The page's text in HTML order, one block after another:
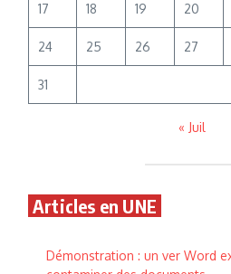
17 18 19 20
24 25 26 27
31
« Juil
Articles en UNE
Démonstration : un ver Word